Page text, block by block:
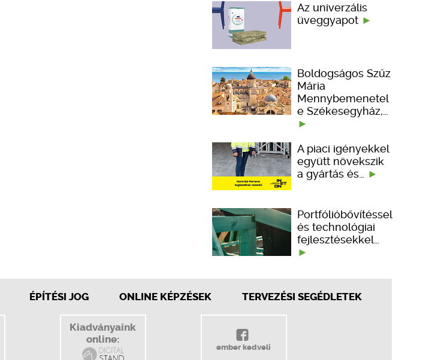
Az univerzális
üveggyapot
Boldogságos Szűz
Mária
Mennybemenetel
e Székesegyház,…
A piaci igényekkel
együtt növekszik
a gyártás és…
Portfólióbővítéssel
és technológiai
fejlesztésekkel…
ÉPÍTÉSI JOG ONLINE KÉPZÉSEK TERVEZÉSI SEGÉDLETEK
Kiadványaink
online:
ember kedveli